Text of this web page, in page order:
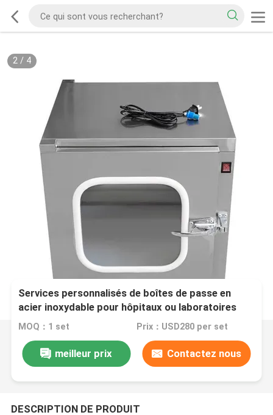
2/ 4
Services personnalisés de boîtes de passe en
acier inoxydable pour hôpitaux ou laboratoires
MOQ：1 set Prix：USD280 per set
meilleur prix Contactez nous
DESCRIPTION DE PRODUIT